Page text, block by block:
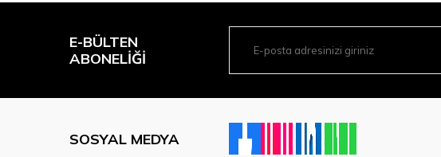
E-BÜLTEN
ABONELIĞI
SOSYAL MEDYA